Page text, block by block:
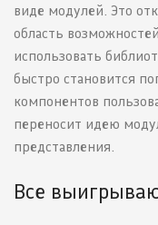
виде модулей. Это
область
использовать
быстро становится
компонентов
переносит идею
представления.
Все